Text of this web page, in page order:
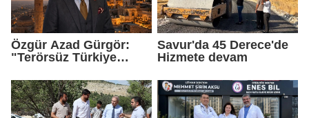
Özgür Azad Gürgör:
"Terörsüz Türkiye
Turizmi İçin Yeni Bir
Dönemin Başlangıcıdır"
Savur'da 45 Derece'de
Hizmete devam